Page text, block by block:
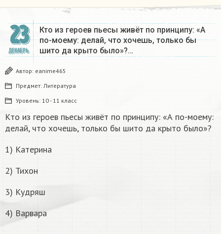
23
ДЕКАБРЬ
Кто из героев пьесы живёт по принципу: «А
по-моему: делай, что хочешь, только бы
шито да крыто было»?…
Автор: eanime465
Предмет: Литература
Уровень: 10 - 11 класс
Кто из героев пьесы живёт по принципу: «А по-моему:
делай, что хочешь, только бы шито да крыто было»?
1) Катерина
2) Тихон
3) Кудряш
4) Варвара